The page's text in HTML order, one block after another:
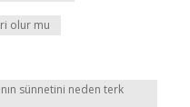
olur mu
sünnetini neden terk